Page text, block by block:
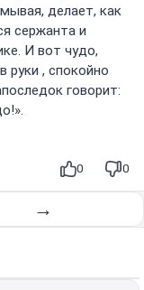
делает, как
сержанта и
И вот чудо,
руки , спокойно
говорит:
0 0
→